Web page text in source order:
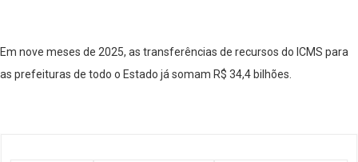
Em nove meses de 2025, as transferências de recursos do ICMS para
as prefeituras de todo o Estado já somam R$ 34,4 bilhões.